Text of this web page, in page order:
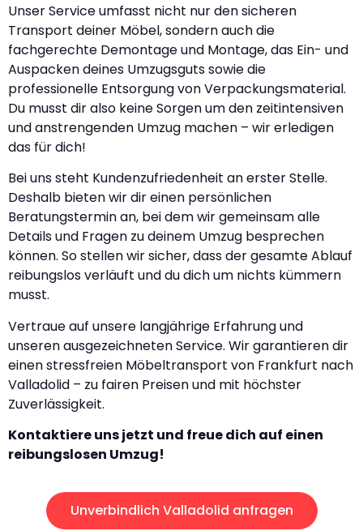
Unser Service umfasst nicht nur den sicheren
Transport deiner Möbel, sondern auch die
fachgerechte Demontage und Montage, das Ein- und
Auspacken deines Umzugsguts sowie die
professionelle Entsorgung von Verpackungsmaterial.
Du musst dir also keine Sorgen um den zeitintensiven
und anstrengenden Umzug machen – wir erledigen
das für dich!
Bei uns steht Kundenzufriedenheit an erster Stelle.
Deshalb bieten wir dir einen persönlichen
Beratungstermin an, bei dem wir gemeinsam alle
Details und Fragen zu deinem Umzug besprechen
können. So stellen wir sicher, dass der gesamte Ablauf
reibungslos verläuft und du dich um nichts kümmern
musst.
Vertraue auf unsere langjährige Erfahrung und
unseren ausgezeichneten Service. Wir garantieren dir
einen stressfreien Möbeltransport von Frankfurt nach
Valladolid – zu fairen Preisen und mit höchster
Zuverlässigkeit.
Kontaktiere uns jetzt und freue dich auf einen
reibungslosen Umzug!
Unverbindlich Valladolid anfragen